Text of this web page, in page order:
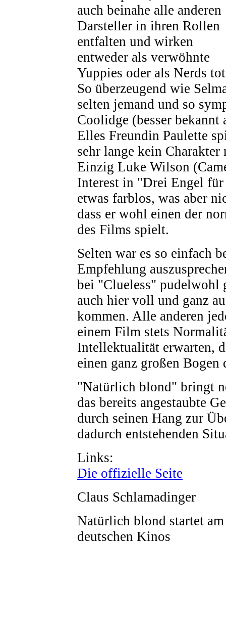
auch beinahe alle anderen
Darsteller in ihren Rollen
entfalten und wirken
entweder als verwöhnte
Yuppies oder als Nerds
So überzeugend wie
selten jemand und so
Coolidge (besser
Elles Freundin Paulette
sehr lange kein Charakter
Einzig Luke Wilson
Interest in "Drei Engel
etwas farblos, was aber
dass er wohl einen der
des Films spielt.
Selten war es so einfach
Empfehlung
bei "Clueless" pudelwohl
auch hier voll und ganz
kommen. Alle anderen
einem Film stets
Intellektualität erwarten,
einen ganz großen Bogen
"Natürlich blond" bringt
das bereits angestaubte
durch seinen Hang zur
dadurch entstehenden
Links:
Die offizielle Seite
Claus Schlamadinger
Natürlich blond startet
deutschen Kinos